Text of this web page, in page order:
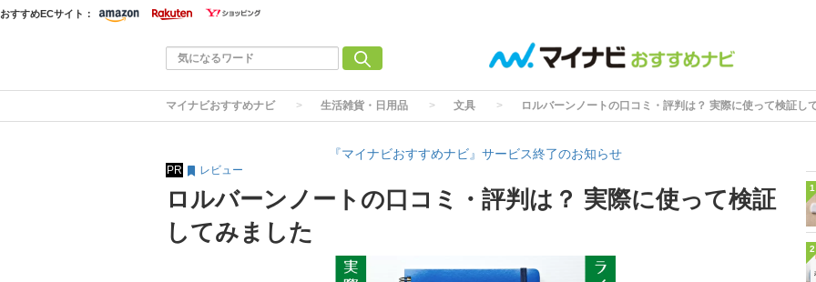
おすすめECサイト：
マイナビおすすめナビ 生活雑貨・日用品 文具 ロルバーンノートの口コミ・評判は？ 実際に使って検証し
『マイナビおすすめナビ』サービス終了のお知らせ
PR レビュー
ロルバーンノートの口コミ・評判は？ 実際に使って検証
してみました
1
2